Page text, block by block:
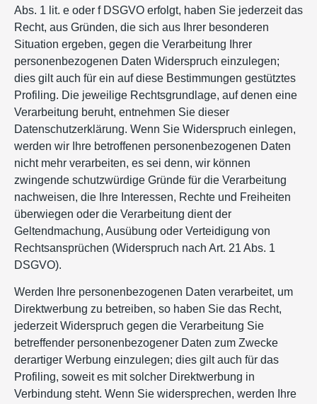
Abs. 1 lit. e oder f DSGVO erfolgt, haben Sie jederzeit das
Recht, aus Gründen, die sich aus Ihrer besonderen
Situation ergeben, gegen die Verarbeitung Ihrer
personenbezogenen Daten Widerspruch einzulegen;
dies gilt auch für ein auf diese Bestimmungen gestütztes
Profiling. Die jeweilige Rechtsgrundlage, auf denen eine
Verarbeitung beruht, entnehmen Sie dieser
Datenschutzerklärung. Wenn Sie Widerspruch einlegen,
werden wir Ihre betroffenen personenbezogenen Daten
nicht mehr verarbeiten, es sei denn, wir können
zwingende schutzwürdige Gründe für die Verarbeitung
nachweisen, die Ihre Interessen, Rechte und Freiheiten
überwiegen oder die Verarbeitung dient der
Geltendmachung, Ausübung oder Verteidigung von
Rechtsansprüchen (Widerspruch nach Art. 21 Abs. 1
DSGVO).
Werden Ihre personenbezogenen Daten verarbeitet, um
Direktwerbung zu betreiben, so haben Sie das Recht,
jederzeit Widerspruch gegen die Verarbeitung Sie
betreffender personenbezogener Daten zum Zwecke
derartiger Werbung einzulegen; dies gilt auch für das
Profiling, soweit es mit solcher Direktwerbung in
Verbindung steht. Wenn Sie widersprechen, werden Ihre